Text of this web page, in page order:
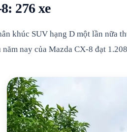
276 xe
khúc SUV hạng D một lần nữa
nay của Mazda CX-8 đạt